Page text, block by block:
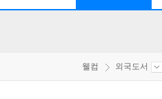
웰컴 외국도서